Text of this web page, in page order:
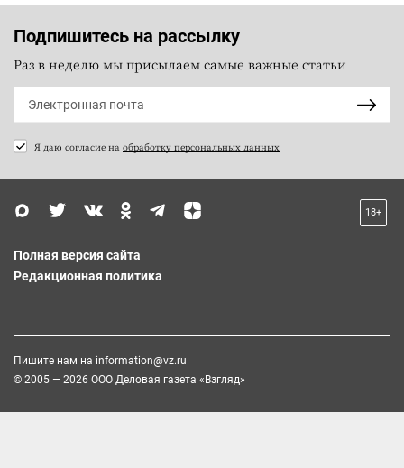
Подпишитесь на рассылку
Раз в неделю мы присылаем самые важные статьи
Я даю согласие на обработку персональных данных
18+
Полная версия сайта
Редакционная политика
Пишите нам на information@vz.ru
© 2005 — 2026 ООО Деловая газета «Взгляд»